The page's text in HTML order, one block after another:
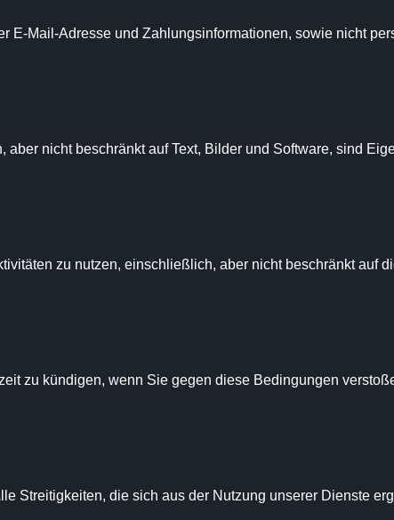
E-Mail-Adresse und Zahlungsinformationen, sowie nicht
nicht beschränkt auf Text, Bilder und Software, sind
zu nutzen, einschließlich, aber nicht beschränkt auf
zu kündigen, wenn Sie gegen diese Bedingungen
Streitigkeiten, die sich aus der Nutzung unserer Dienste